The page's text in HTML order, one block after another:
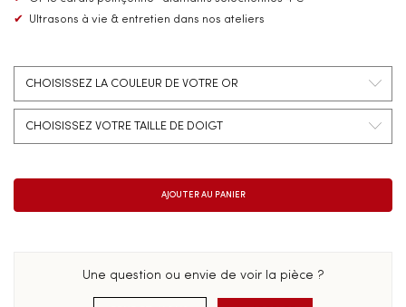
✔
Ultrasons à vie & entretien dans nos ateliers
Une question ou envie de voir la pièce ?